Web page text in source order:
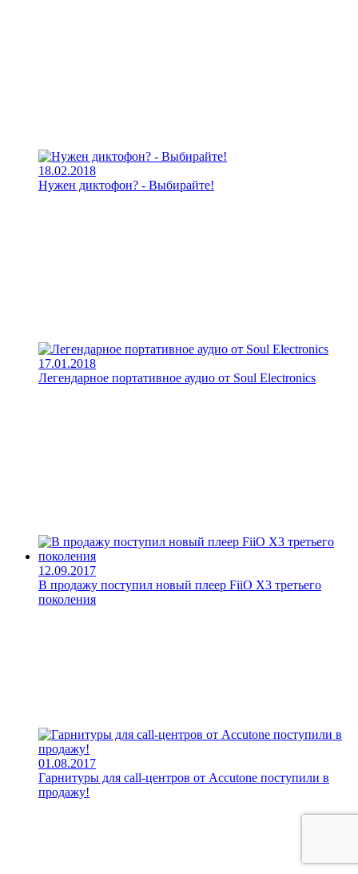
18.02.2018
Нужен диктофон? - Выбирайте!
17.01.2018
Легендарное портативное аудио от Soul Electronics
12.09.2017
В продажу поступил новый плеер FiiO X3 третьего
поколения
01.08.2017
Гарнитуры для call-центров от Accutone поступили в
продажу!